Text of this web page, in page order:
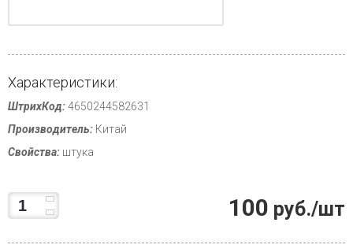
Характеристики:
ШтрихКод:4650244582631
Производитель: Китай
Свойства: штука
100 руб./шт